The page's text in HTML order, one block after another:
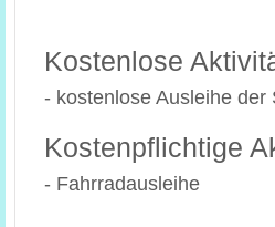
Kostenlose
- kostenlose Ausleihe der
Kostenpflichtige
- Fahrradausleihe